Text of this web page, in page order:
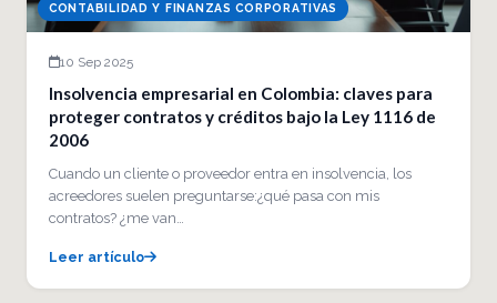
CONTABILIDAD Y FINANZAS CORPORATIVAS
10 Sep 2025
Insolvencia empresarial en Colombia: claves para
proteger contratos y créditos bajo la Ley 1116 de
2006
Cuando un cliente o proveedor entra en insolvencia, los
acreedores suelen preguntarse:¿qué pasa con mis
contratos? ¿me van…
Leer artículo